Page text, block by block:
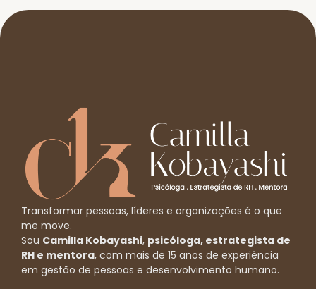
Transformar pessoas, líderes e organizações é o que
me move.
Sou Camilla Kobayashi, psicóloga, estrategista de
RH e mentora, com mais de 15 anos de experiência
em gestão de pessoas e desenvolvimento humano.